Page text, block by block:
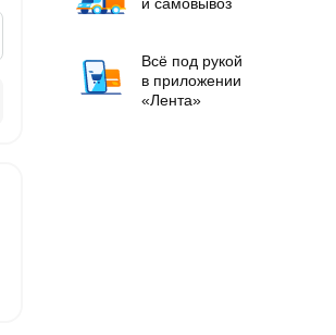
Всё под рукой
в приложении
«Лента»